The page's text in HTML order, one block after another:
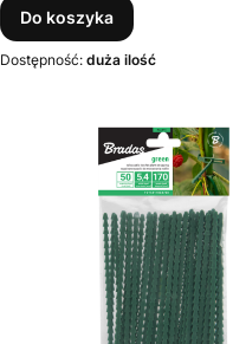
Do koszyka
Dostępność: duża ilość